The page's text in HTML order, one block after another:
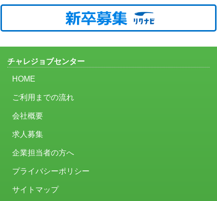
チャレジョブセンター
HOME
ご利用までの流れ
会社概要
求人募集
企業担当者の方へ
プライバシーポリシー
サイトマップ